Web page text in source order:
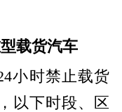
载货汽车
小时禁止载货
以下时段、区